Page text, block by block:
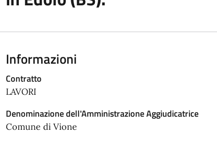
Informazioni
Contratto
LAVORI
Denominazione dell'Amministrazione Aggiudicatrice
Comune di Vione